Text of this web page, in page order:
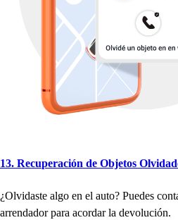
13. Recuperación de Objetos
¿Olvidaste algo en el auto? Puedes cont
arrendadorpara acordar la devolución.